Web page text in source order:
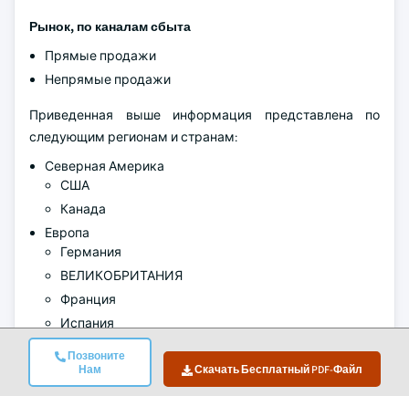
Позвоните
Нам
Скачать Бесплатный PDF-Файл
Рынок, по каналам сбыта
Прямые продажи
Непрямые продажи
Приведенная выше информация представлена по
следующим регионам и странам:
Северная Америка
США
Канада
Европа
Германия
ВЕЛИКОБРИТАНИЯ
Франция
Испания
Нидерланды